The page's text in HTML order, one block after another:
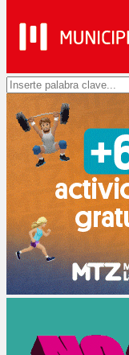
Search
for: